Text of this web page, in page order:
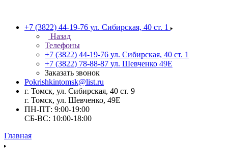
+7 (3822) 44-19-76 ул. Сибирская, 40 ст. 1
Назад
Телефоны
+7 (3822) 44-19-76 ул. Сибирская, 40 ст. 1
+7 (3822) 78-88-87 ул. Шевченко 49Е
Заказать звонок
Pokrishkintomsk@list.ru
г. Томск, ул. Сибирская, 40 ст. 9
г. Томск, ул. Шевченко, 49Е
ПН-ПТ: 9:00-19:00
СБ-ВС: 10:00-18:00
Главная